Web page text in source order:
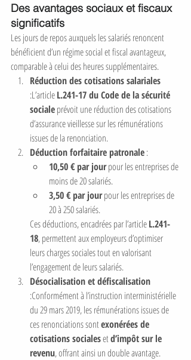
Des avantages sociaux et fiscaux
significatifs
Les jours de repos auxquels les salariés renoncent
bénéficient d’un régime social et fiscal avantageux,
comparable à celui des heures supplémentaires.
Réduction des cotisations salariales
:L’article L.241-17 du Code de la sécurité
sociale prévoit une réduction des cotisations
d’assurance vieillesse sur les rémunérations
issues de la renonciation.
Déduction forfaitaire patronale :
10,50 € par jour pour les entreprises de
moins de 20 salariés.
3,50 € par jour pour les entreprises de
20 à 250 salariés.
Ces déductions, encadrées par l’article L.241-
18, permettent aux employeurs d’optimiser
leurs charges sociales tout en valorisant
l’engagement de leurs salariés.
Désocialisation et défiscalisation
:Conformément à l’instruction interministérielle
du 29 mars 2019, les rémunérations issues de
ces renonciations sont exonérées de
cotisations sociales et d’impôt sur le
revenu, offrant ainsi un double avantage.